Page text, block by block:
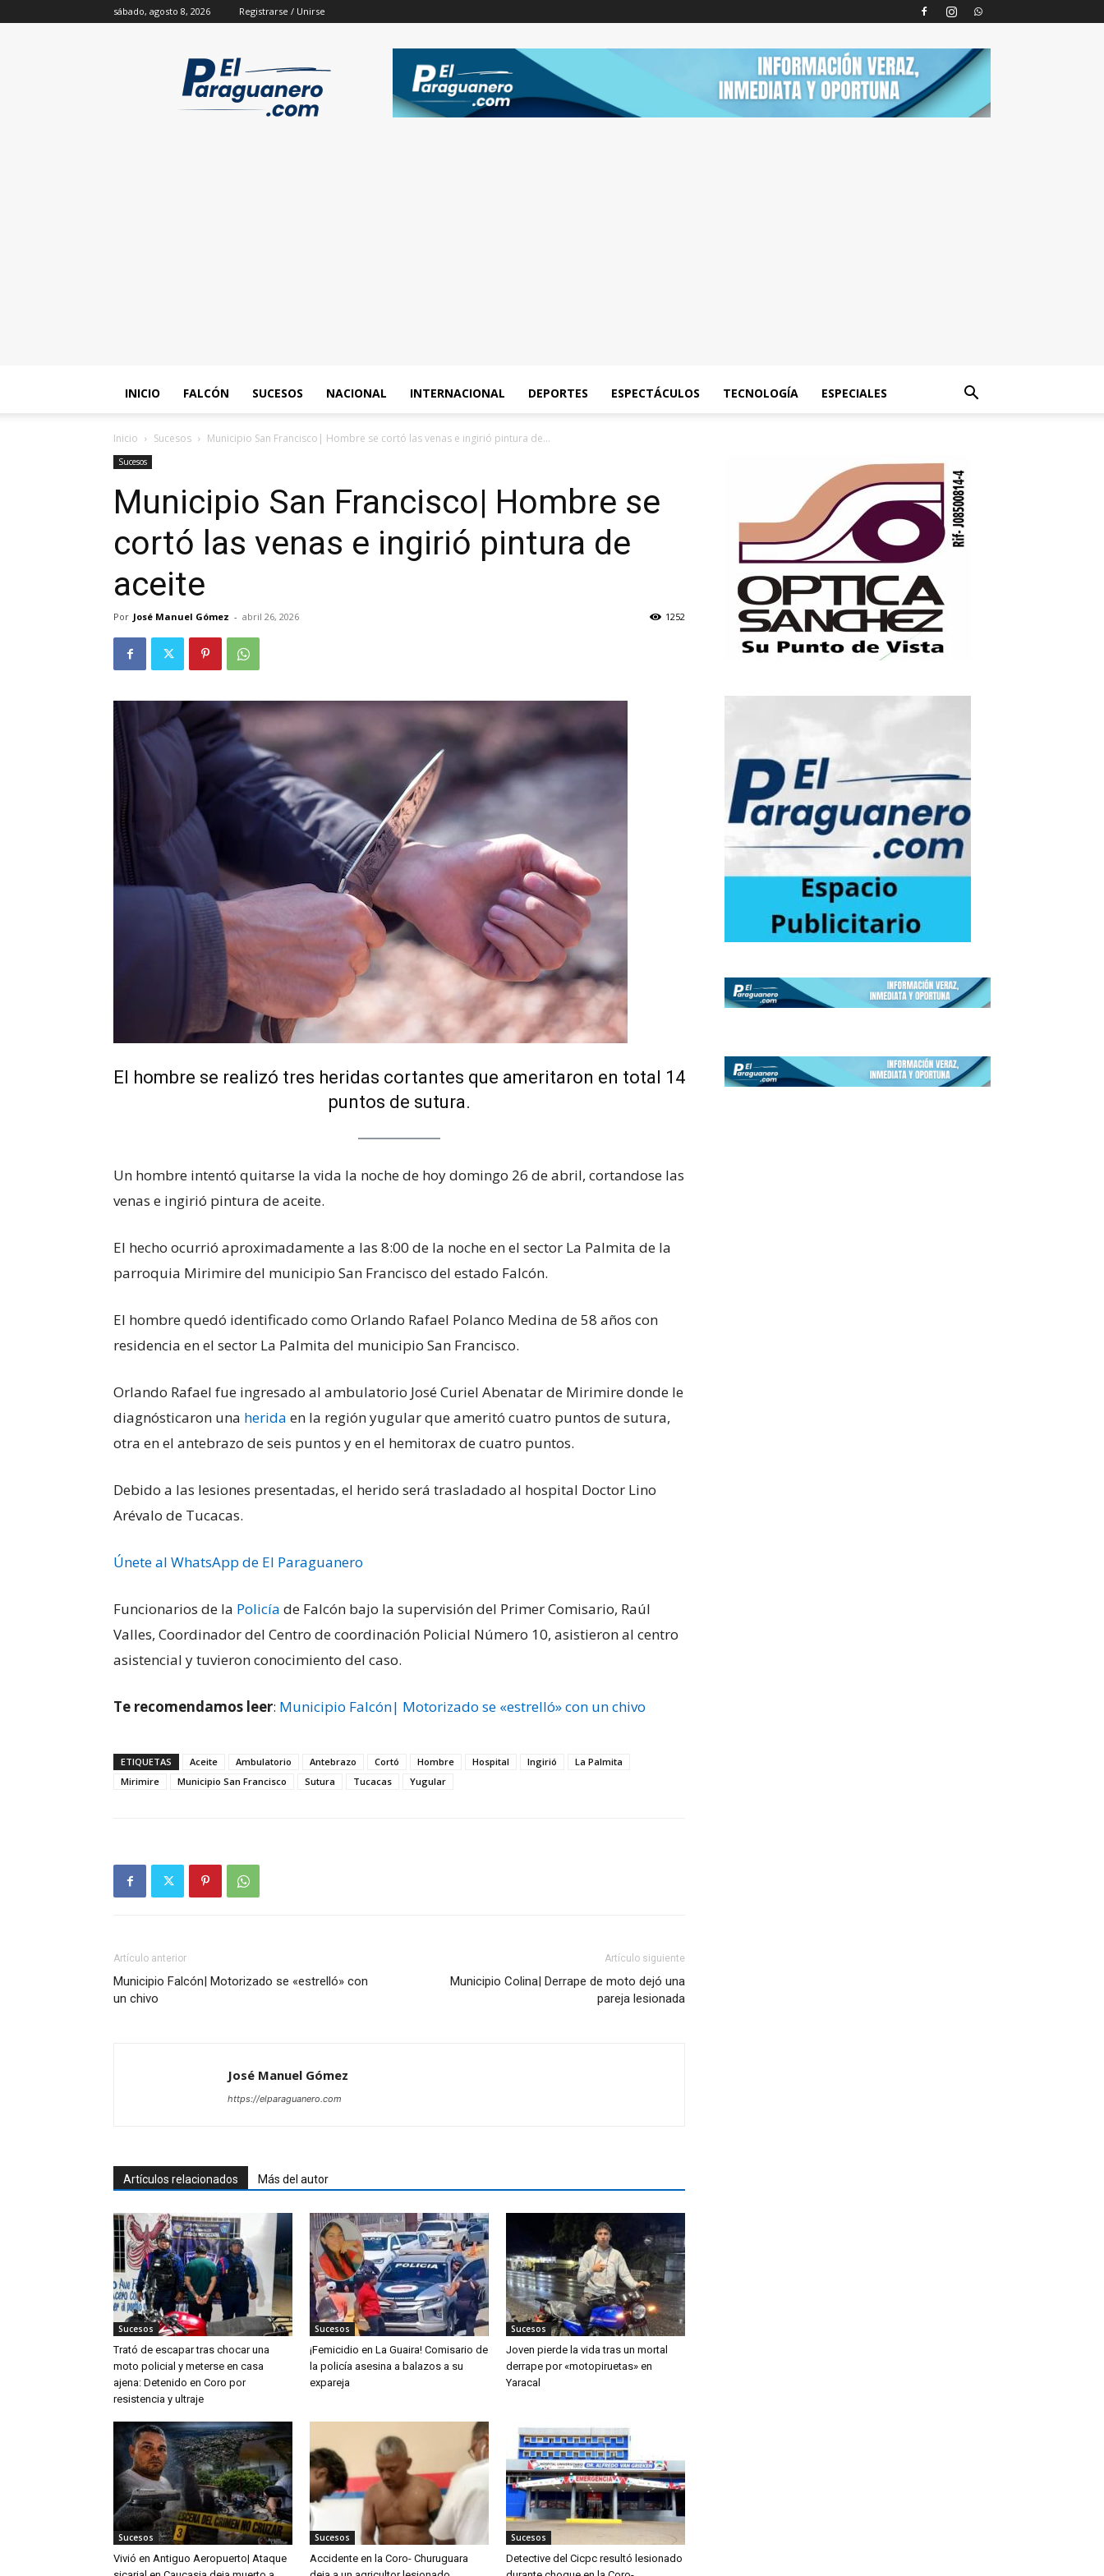
sábado, agosto 8, 2026 Registrarse / Unirse
INICIO FALCÓN SUCESOS NACIONAL INTERNACIONAL DEPORTES ESPECTÁCULOS TECNOLOGÍA ESPECIALES
Inicio Sucesos Municipio San Francisco| Hombre se cortó las venas e ingirió pintura de...
Sucesos
Municipio San Francisco| Hombre se
cortó las venas e ingirió pintura de
aceite
Por José Manuel Gómez - abril 26, 2026 1252
El hombre se realizó tres heridas cortantes que ameritaron en total 14
puntos de sutura.
Un hombre intentó quitarse la vida la noche de hoy domingo 26 de abril, cortandose las
venas e ingirió pintura de aceite.
El hecho ocurrió aproximadamente a las 8:00 de la noche en el sector La Palmita de la
parroquia Mirimire del municipio San Francisco del estado Falcón.
El hombre quedó identificado como Orlando Rafael Polanco Medina de 58 años con
residencia en el sector La Palmita del municipio San Francisco.
Orlando Rafael fue ingresado al ambulatorio José Curiel Abenatar de Mirimire donde le
diagnósticaron una herida en la región yugular que ameritó cuatro puntos de sutura,
otra en el antebrazo de seis puntos y en el hemitorax de cuatro puntos.
Debido a las lesiones presentadas, el herido será trasladado al hospital Doctor Lino
Arévalo de Tucacas.
Únete al WhatsApp de El Paraguanero
Funcionarios de la Policía de Falcón bajo la supervisión del Primer Comisario, Raúl
Valles, Coordinador del Centro de coordinación Policial Número 10, asistieron al centro
asistencial y tuvieron conocimiento del caso.
Te recomendamos leer: Municipio Falcón| Motorizado se «estrelló» con un chivo
ETIQUETAS Aceite Ambulatorio Antebrazo Cortó Hombre Hospital Ingirió
La Palmita
Mirimire
Municipio San Francisco Sutura Tucacas Yugular
Artículo anterior
Municipio Falcón| Motorizado se «estrelló» con
un chivo
Artículo siguiente
Municipio Colina| Derrape de moto dejó una
pareja lesionada
José Manuel Gómez
https://elparaguanero.com
Artículos relacionados Más del autor
Sucesos
Trató de escapar tras chocar una
moto policial y meterse en casa
ajena: Detenido en Coro por
resistencia y ultraje
Sucesos
¡Femicidio en La Guaira! Comisario de
la policía asesina a balazos a su
expareja
Sucesos
Joven pierde la vida tras un mortal
derrape por «motopiruetas» en
Yaracal
Sucesos
Vivió en Antiguo Aeropuerto| Ataque
Sucesos
Accidente en la Coro- Churuguara
Sucesos
Detective del Cicpc resultó lesionado